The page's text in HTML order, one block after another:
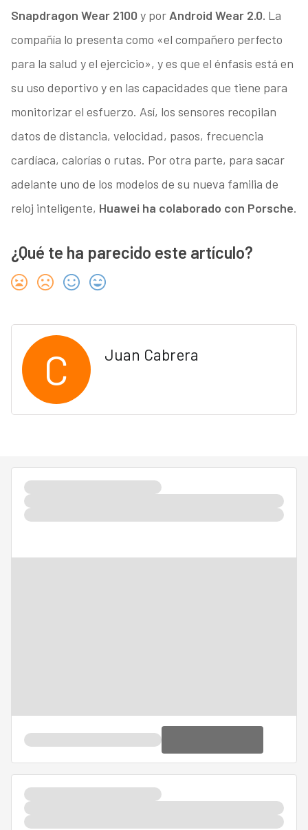
Snapdragon Wear 2100 y porAndroid Wear 2.0. La
compañía lo presenta como «el compañero perfecto
para la salud y el ejercicio», y es que el énfasis está en
su uso deportivo y en las capacidades que tiene para
monitorizar el esfuerzo. Así, los sensores recopilan
datos de distancia, velocidad, pasos, frecuencia
cardíaca, calorías o rutas. Por otra parte, para sacar
adelante uno de los modelos de su nueva familia de
reloj inteligente, Huawei ha colaborado con Porsche.
¿Qué te ha parecido este artículo?
C Juan Cabrera